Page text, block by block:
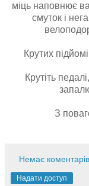
міць наповнює
смуток і
Крутих
Крутіть
З
Немає
Надати доступ